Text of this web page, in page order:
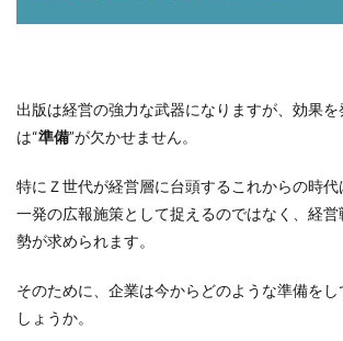
出版は経営の強力な武器になりますが、効果を
は“準備”が欠かせません。
特にＺ世代が経営層に台頭するこれからの時
一発の広報施策として捉えるのではなく、経
勢が求められます。
そのために、企業は今からどのような準備を
しょうか。